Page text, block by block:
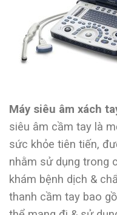
Máy siêu âm xách
siêu âm cầm tay là
sức khỏe tiên tiến,
nhằm sử dụng trong
khám bệnh dịch &
thanh cầm tay bao